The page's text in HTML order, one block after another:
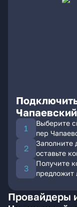
Выберите
пер
Заполните
оставьте
Получите
предложит
Провайдеры